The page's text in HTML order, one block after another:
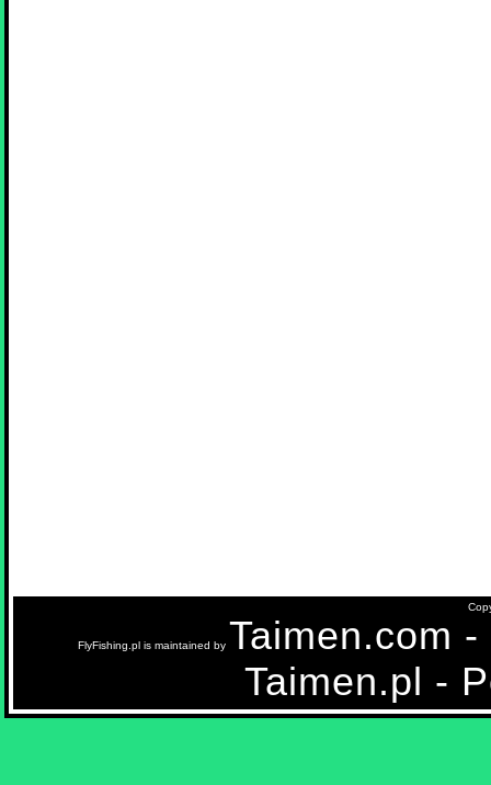
FlyFishing.pl is maintained by Taimen.com
Taimen.pl -